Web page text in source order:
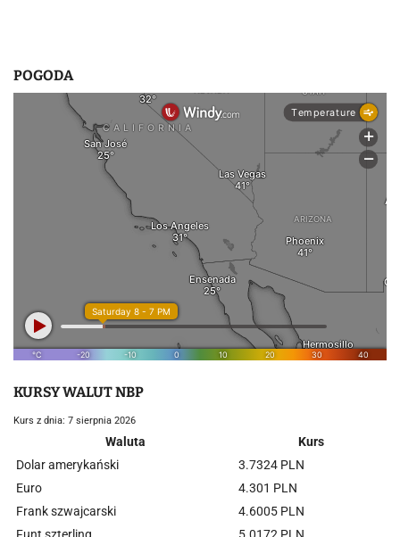
POGODA
KURSY WALUT NBP
Kurs z dnia: 7 sierpnia 2026
Waluta
Kurs
Dolar amerykański
3.7324 PLN
Euro
4.301 PLN
Frank szwajcarski
4.6005 PLN